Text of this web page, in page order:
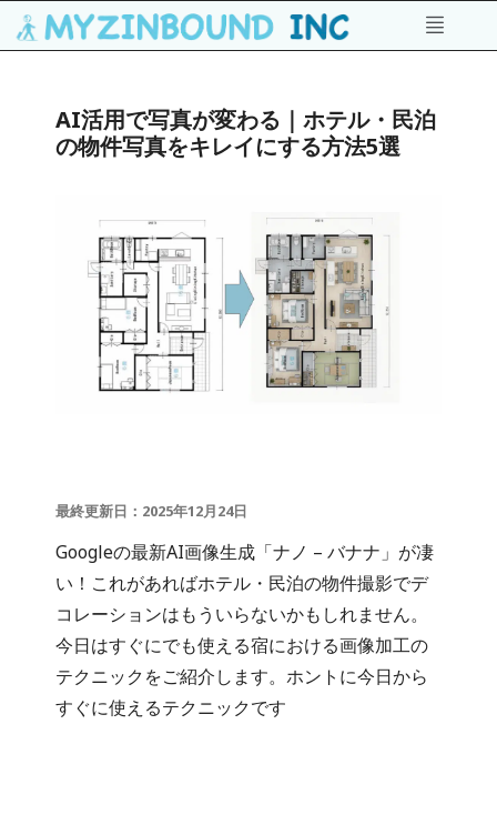
AI活用で写真が変わる｜ホテル・民泊
の物件写真をキレイにする方法5選
最終更新日：2025年12月24日
Googleの最新AI画像生成「ナノ – バナナ」が凄
い！これがあればホテル・民泊の物件撮影でデ
コレーションはもういらないかもしれません。
今日はすぐにでも使える宿における画像加工の
テクニックをご紹介します。ホントに今日から
すぐに使えるテクニックです